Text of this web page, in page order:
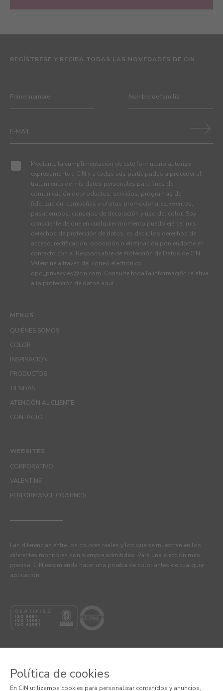
MENUS
QUIÉNES SOMOS
COLOR
INSPIRACIÓN
PRODUCTOS
TIENDAS
ATENCIÓN AL CLIENTE
CONTACTO
REGÍSTRESE Y RECIBA TODAS LAS NOVEDADES DE CIN
Mediante la cumplimentación de este formulario autorizo
expresamente a CIN y a todas sus participadas a proceder al
tratamiento de mis datos personales para fines de
comunicación de productos, servicios, programas de
fidelización, campañas y ofertas promocionales, eventos,
pasatiempos, consejos de decoración y uso del color. Soy
consciente de que en cualquier momento puedo ejercer mis
derechos de protección de datos, es decir, los derechos de
acceso, rectificación, oposición o eliminación poniéndome en
contacto con el Responsable de Protección de Datos de CIN
Valentine a través del correo electrónico
dpo_privacy.es@cin.com. Consulte toda la información relativa
a la protección de datos aquí.
WEBSITES
CORPORATIVO
VALENTINE
PERFORMANCE COATINGS
Las diferencias entre los colores reales y los que se muestran en los
diferentes monitores son siempre admitidas. Para una elección más
precisa, CIN recomienda hacer una prueba de color antes de cualquier
aplicación.
Política de cookies
En CIN utilizamos cookies para personalizar contenidos y anuncios,